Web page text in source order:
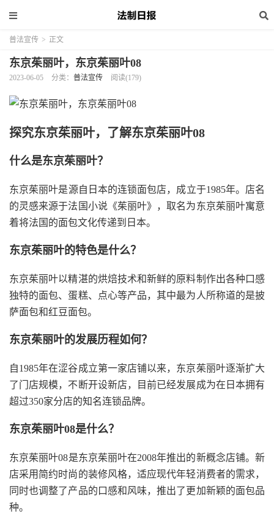
普法宣传 > 正文
东京茱丽叶，东京茱丽叶08
2023-06-05 分类： 普法宣传 阅读(179)
探究东京茱丽叶，了解东京茱丽叶08
什么是东京茱丽叶？
东京茱丽叶是源自日本的连锁面包店，成立于1985年。店名
的灵感来源于法国小说《茱丽叶》，取名为东京茱丽叶寓意
着将法国的面包文化传递到日本。
东京茱丽叶的特色是什么？
东京茱丽叶以精湛的烘焙技术和新鲜的原料制作出各种口感
独特的面包、蛋糕、点心等产品，其中最为人所称道的是披
萨面包和红豆面包。
东京茱丽叶的发展历程如何？
自1985年在涩谷成立第一家店铺以来，东京茱丽叶逐渐扩大
了门店规模，不断开设新店，目前已经发展成为在日本拥有
超过350家分店的知名连锁品牌。
东京茱丽叶08是什么？
东京茱丽叶08是东京茱丽叶在2008年推出的新概念店铺。新
店采用简约时尚的装修风格，适应现代年轻消费者的需求，
同时也调整了产品的口感和风味，推出了更加新颖的面包品
种。